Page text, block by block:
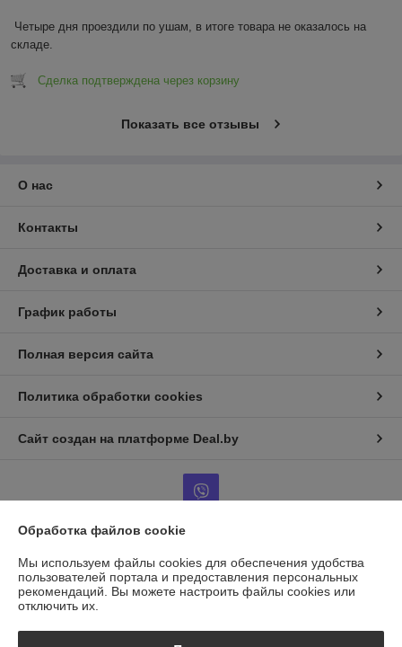
Четыре дня проездили по ушам, в итоге товара не оказалось на
складе.
Сделка подтверждена через корзину
Показать все отзывы
О нас
Контакты
Доставка и оплата
График работы
Полная версия сайта
Политика обработки cookies
Сайт создан на платформе Deal.by
Информация для покупателя
Юридическое лицо:ООО "ГАЗАВТОТОРГ"
г.Минск, ул.Бабушкина д.25, каб14
Регистрационный номер ЕГР: 193958856
Обработка файлов cookie
Мы используем файлы cookies для обеспечения удобства
пользователей портала и предоставления персональных
рекомендаций. Вы можете настроить файлы cookies или
отключить их.